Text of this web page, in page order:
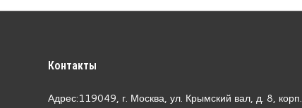
Контакты
Адрес:119049, г. Москва, ул. Крымский вал, д. 8, корп.